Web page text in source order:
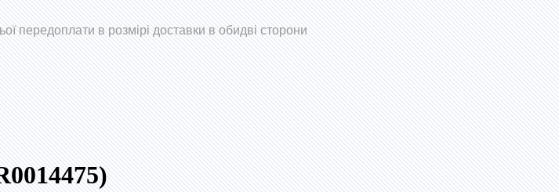
передоплати в розмірі доставки в обидві сторони